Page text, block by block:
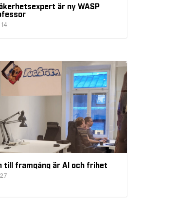
är ny WASP
till framgång är AI och frihet